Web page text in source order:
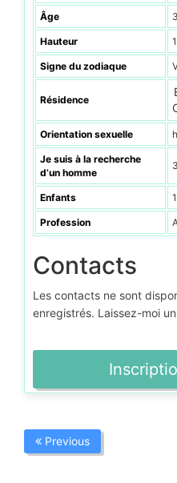
Âge
Hauteur
Signe du zodiaque
Résidence
Orientation sexuelle
Je suis à la recherche
d’un homme
Enfants
Profession
Contacts
Les contacts ne sont
enregistrés. Laissez-moi
Previous